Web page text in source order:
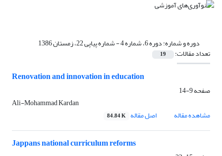
دوره و شماره:دوره 6، شماره 4 - شماره پیاپی 22، زمستان 1386
تعداد مقالات: 19
Renovation and innovation in education
صفحه9-14
Ali-Mohammad Kardan
مشاهده مقاله
اصل مقاله 84.84 K
Jappans national curriculum reforms